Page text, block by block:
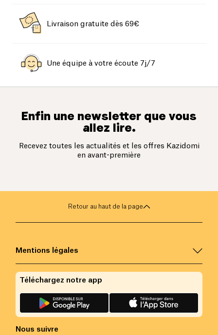
Livraison gratuite dès 69€
Une équipe à votre écoute 7j/7
Enfin une newsletter que vous
allez lire.
Recevez toutes les actualités et les offres Kazidomi
en avant-première
Retour au haut de la page
Mentions légales
Nous suivre
Téléchargez notre app